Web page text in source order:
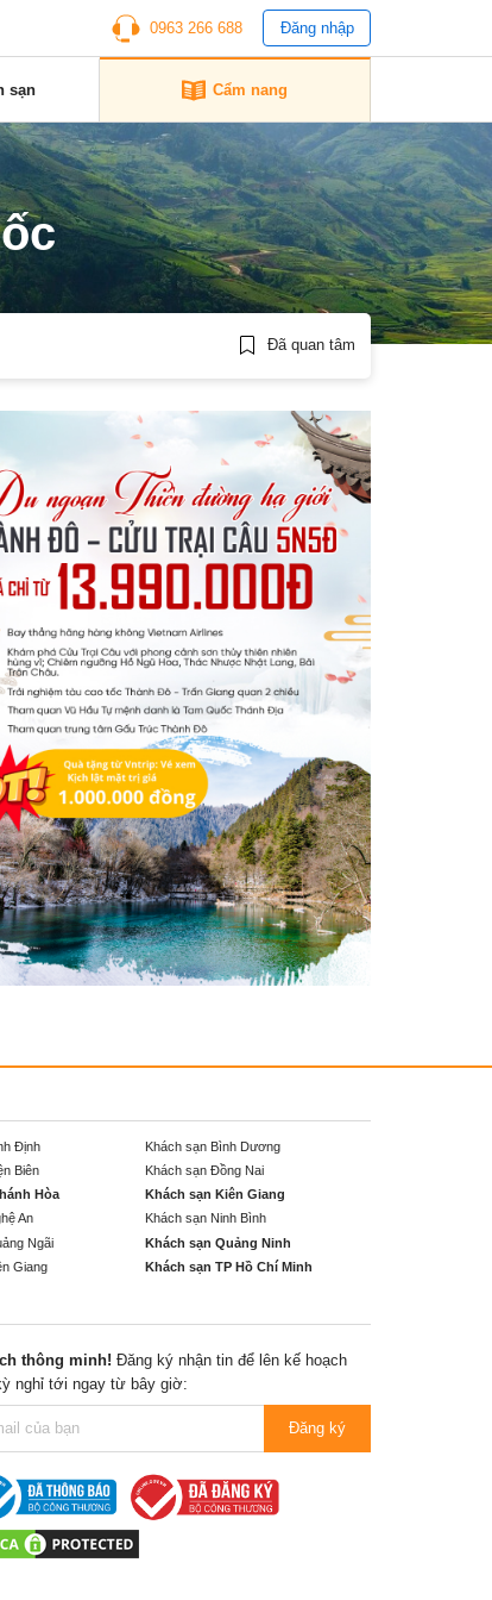
0963 266 688 Đăng nhập
sạn Cẩm nang
Đã quan tâm
Định
Khách sạn Bình Dương
Biên
Khách sạn Đồng Nai
Hòa
Khách sạn Kiên Giang
An
Khách sạn Ninh Bình
Ngãi
Khách sạn Quảng Ninh
Giang
Khách sạn TP Hồ Chí Minh
thông minh! Đăng ký nhận tin để lên kế hoạch
nghỉ tới ngay từ bây giờ:
Đăng ký